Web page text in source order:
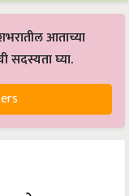
आताच्या
सदस्यता घ्या.